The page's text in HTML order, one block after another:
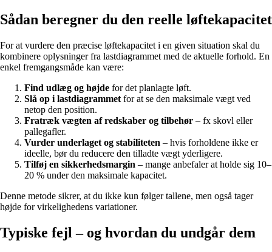
Sådan beregner du den reelle løftekapacitet
For at vurdere den præcise løftekapacitet i en given situation skal du
kombinere oplysninger fra lastdiagrammet med de aktuelle forhold. En
enkel fremgangsmåde kan være:
Find udlæg og højde for det planlagte løft.
Slå op i lastdiagrammet for at se den maksimale vægt ved
netop den position.
Fratræk vægten af redskaber og tilbehør – fx skovl eller
pallegafler.
Vurder underlaget og stabiliteten – hvis forholdene ikke er
ideelle, bør du reducere den tilladte vægt yderligere.
Tilføj en sikkerhedsmargin – mange anbefaler at holde sig 10–
20 % under den maksimale kapacitet.
Denne metode sikrer, at du ikke kun følger tallene, men også tager
højde for virkelighedens variationer.
Typiske fejl – og hvordan du undgår dem